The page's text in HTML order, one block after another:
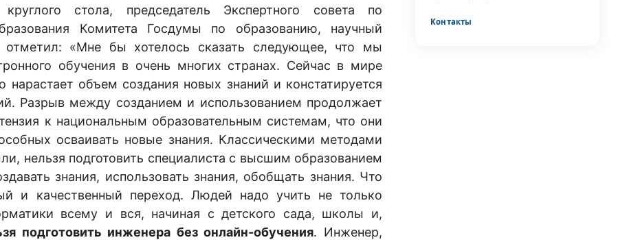
стола, председатель Экспертного совета по
Комитета Госдумы по образованию, научный
«Мне бы хотелось сказать следующее, что мы
обучения в очень многих странах. Сейчас в мире
объем создания новых знаний и констатируется
Разрыв между созданием и использованием продолжает
к национальным образовательным системам, что они
осваивать новые знания. Классическими методами
нельзя подготовить специалиста с высшим образованием
знания, использовать знания, обобщать знания. Что
и качественный переход. Людей надо учить не только
всему и вся, начиная с детского сада, школы и,
подготовить инженера без онлайн-обучения. Инженер,
Контакты